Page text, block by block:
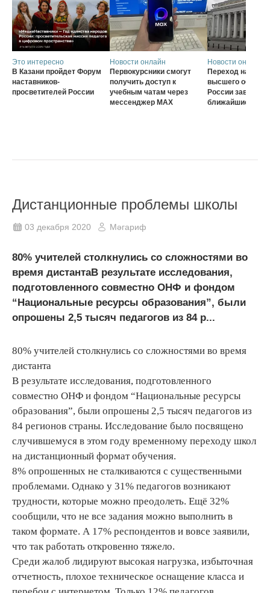
Это интересно
В Казани пройдет Форум
наставников-
просветителей России
Новости онлайн
Первокурсники смогут
получить доступ к
учебным чатам через
мессенджер MAX
Новости онлайн
Переход на
высшего
России
ближайшие три
Дистанционные проблемы школы
03 декабря 2020 Мәгариф
80% учителей столкнулись со сложностями во
время дистантаВ результате исследования,
подготовленного совместно ОНФ и фондом
“Национальные ресурсы образования”, были
опрошены 2,5 тысяч педагогов из 84 р...
80% учителей столкнулись со сложностями во время
дистанта
В результате исследования, подготовленного
совместно ОНФ и фондом “Национальные ресурсы
образования”, были опрошены 2,5 тысяч педагогов из
84 регионов страны. Исследование было посвящено
случившемуся в этом году временному переходу школ
на дистанционный формат обучения.
8% опрошенных не сталкиваются с существенными
проблемами. Однако у 31% педагогов возникают
трудности, которые можно преодолеть. Ещё 32%
сообщили, что не все задания можно выполнить в
таком формате. А 17% респондентов и вовсе заявили,
что так работать откровенно тяжело.
Среди жалоб лидируют высокая нагрузка, избыточная
отчетность, плохое техническое оснащение класса и